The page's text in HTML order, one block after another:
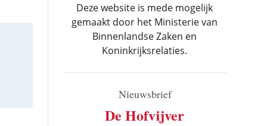
Deze website is mede mogelijk
gemaakt door het Ministerie van
Binnenlandse Zaken en
Koninkrijksrelaties.
Nieuwsbrief
De Hofvijver